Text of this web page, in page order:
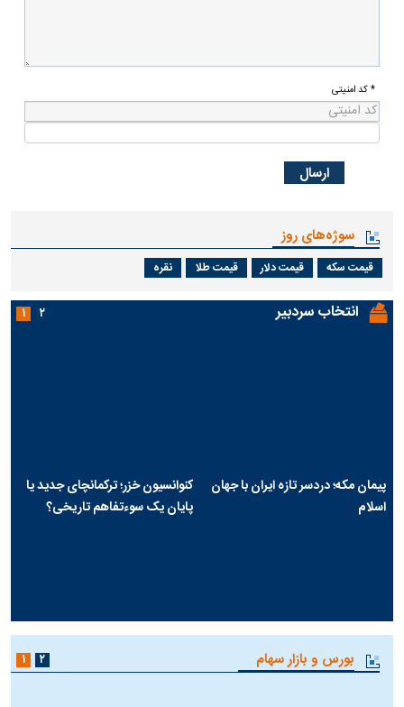
* کد امنیتی
سوژه‌های روز
قیمت سکه قیمت دلار قیمت طلا نقره
انتخاب سردبیر
پیمان مکه؛ دردسر تازه ایران با جهان
اسلام
کنوانسیون خزر؛ ترکمانچای جدید یا
پایان یک سوءتفاهم تاریخی؟
۱ ۲
بورس و بازار سهام ۱ ۲